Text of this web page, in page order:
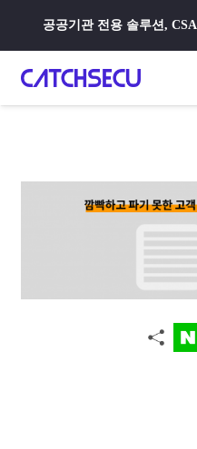
공공기관 전용 솔루션,